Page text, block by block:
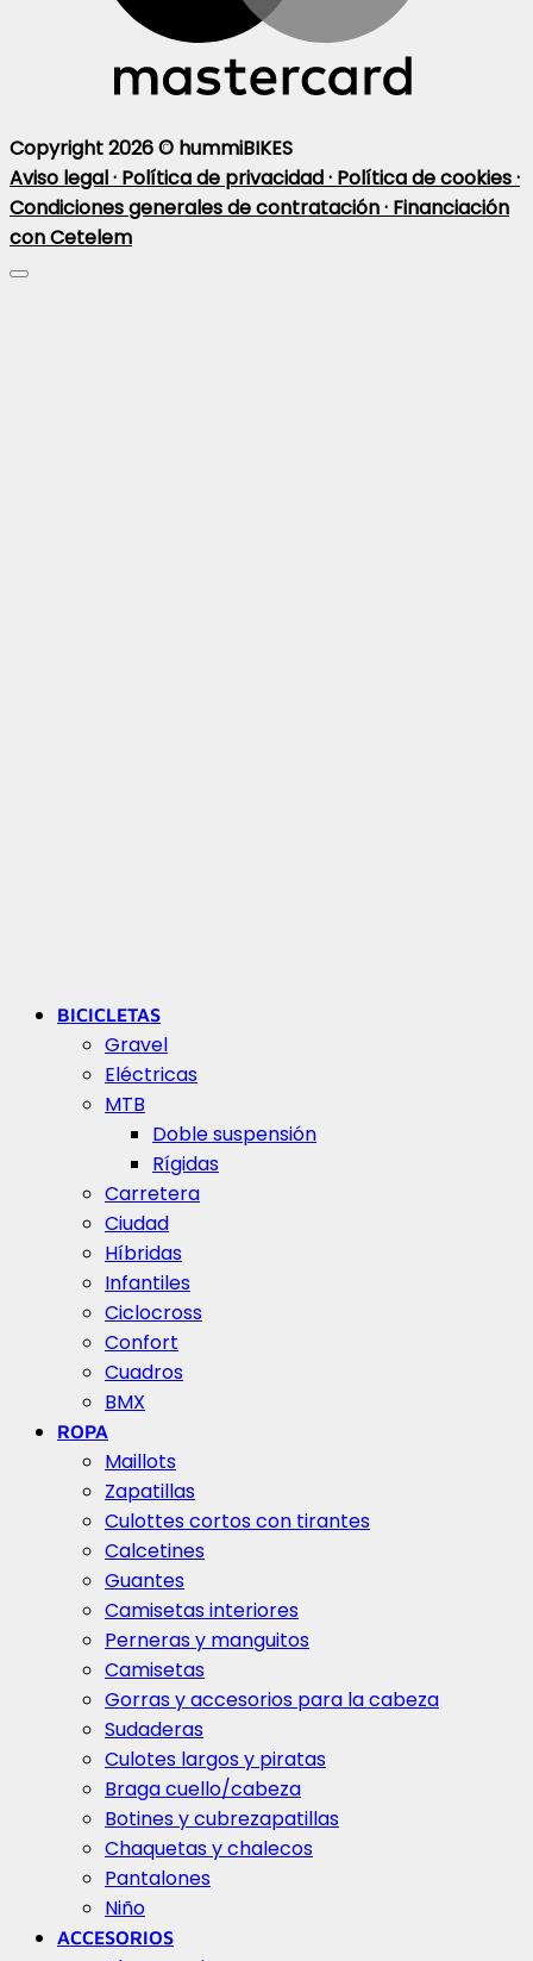
Copyright 2026 © hummiBIKES
Aviso legal · Política de privacidad · Política de cookies ·
Condiciones generales de contratación · Financiación
con Cetelem
BICICLETAS
Gravel
Eléctricas
MTB
Doble suspensión
Rígidas
Carretera
Ciudad
Híbridas
Infantiles
Ciclocross
Confort
Cuadros
BMX
ROPA
Maillots
Zapatillas
Culottes cortos con tirantes
Calcetines
Guantes
Camisetas interiores
Perneras y manguitos
Camisetas
Gorras y accesorios para la cabeza
Sudaderas
Culotes largos y piratas
Braga cuello/cabeza
Botines y cubrezapatillas
Chaquetas y chalecos
Pantalones
Niño
ACCESORIOS